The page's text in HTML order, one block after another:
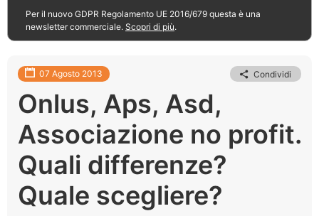
Per il nuovo GDPR Regolamento UE 2016/679 questa è una
newsletter commerciale. Scopri di più.
07 Agosto 2013 Condividi
Onlus, Aps, Asd,
Associazione no profit.
Quali differenze?
Quale scegliere?